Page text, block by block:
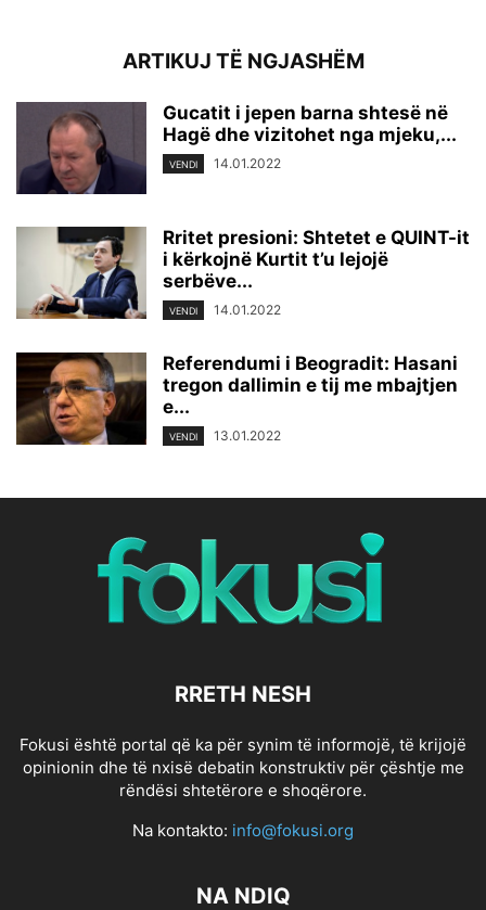
ARTIKUJ TË NGJASHËM
Gucatit i jepen barna shtesë në
Hagë dhe vizitohet nga mjeku,...
VENDI 14.01.2022
Rritet presioni: Shtetet e QUINT-it
i kërkojnë Kurtit t’u lejojë
serbëve...
VENDI 14.01.2022
Referendumi i Beogradit: Hasani
tregon dallimin e tij me mbajtjen
e...
VENDI 13.01.2022
RRETH NESH
Fokusi është portal që ka për synim të informojë, të krijojë
opinionin dhe të nxisë debatin konstruktiv për çështje me
rëndësi shtetërore e shoqërore.
Na kontakto: info@fokusi.org
NA NDIQ